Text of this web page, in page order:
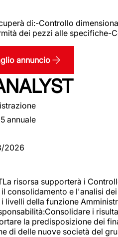
di:-Controllo
dei pezzi alle specifiche-
annuncio
annuale
2026
risorsa supporterà i
consolidamento e l'analisi
livelli della funzione
i
la predisposizione dei
di delle nuove società del